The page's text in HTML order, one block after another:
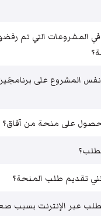
المشروعات التي تم
المشروع على
على منحة من آفاق؟
تقديم طلب المنحة؟
عبر الإنترنت بسبب